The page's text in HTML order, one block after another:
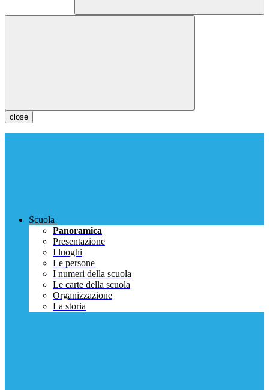
close
Scuola
Panoramica
Presentazione
I luoghi
Le persone
I numeri della scuola
Le carte della scuola
Organizzazione
La storia